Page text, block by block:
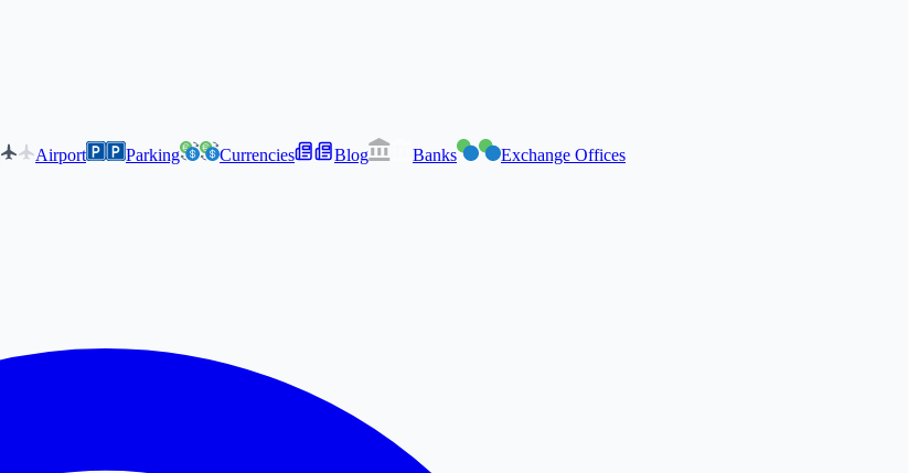
Airport Parking Currencies Blog Banks Exchange Offices